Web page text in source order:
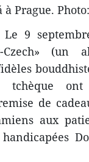
à Prague.
9
(un
tchèque
de
aux